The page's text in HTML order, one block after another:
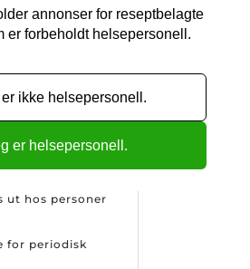
på
mot kronisk
bli
øker risikoen for
ut hos personer
for periodisk
annonser for reseptbelagte
er forbeholdt helsepersonell.
ikke helsepersonell.
er helsepersonell.